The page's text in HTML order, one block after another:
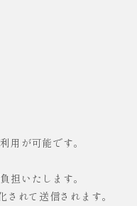
用が可能です。
担いたします。
れて送信されます。